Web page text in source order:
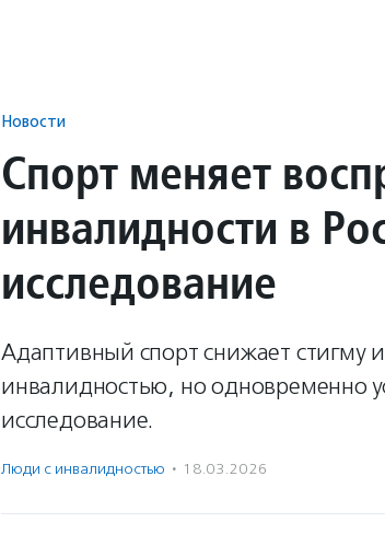
Новости
Спорт меняет
инвалидности в
исследование
Адаптивный спорт снижает стигму
инвалидностью, но одновременно
исследование.
Люди с инвалидностью · 18.03.2026